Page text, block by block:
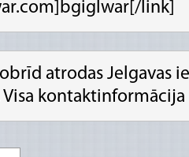
link]
atrodas Jelgavas
Visa kontaktinformācija